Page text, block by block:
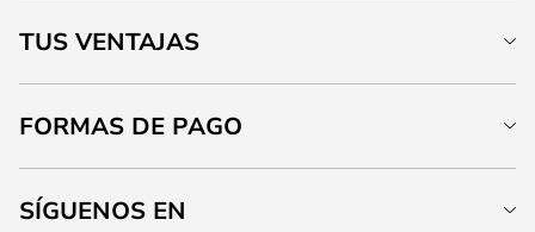
TUS VENTAJAS
FORMAS DE PAGO
SÍGUENOS EN